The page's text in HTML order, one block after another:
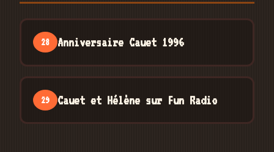
28 Anniversaire Cauet 1996
29 Cauet et Hélène sur Fun Radio